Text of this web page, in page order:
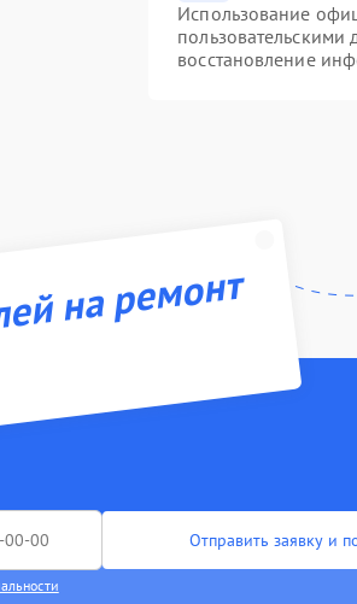
Использование
восстановление
на ремонт
Отправить заявку и